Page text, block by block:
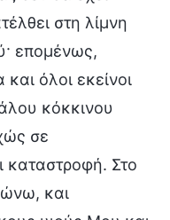
στη λίμνη
επομένως,
όλοι εκείνοι
κόκκινου
σε
καταστροφή. Στο
και